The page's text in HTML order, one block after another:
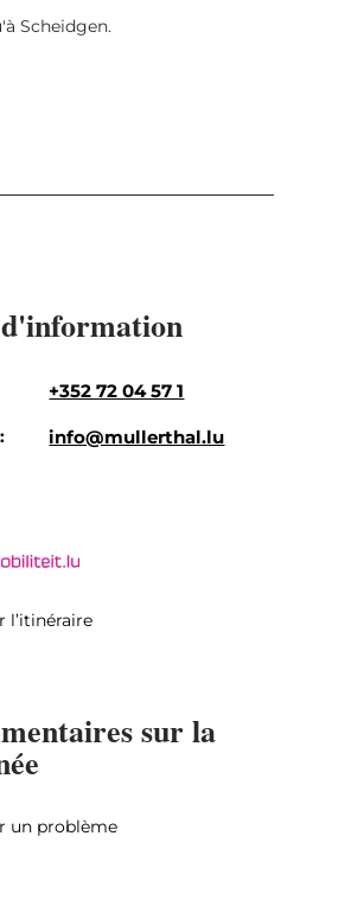
Scheidgen.
+352 72 04 57 1
info@mullerthal.lu
l’itinéraire
sur la
un problème